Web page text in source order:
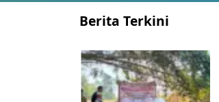
Berita Terkini